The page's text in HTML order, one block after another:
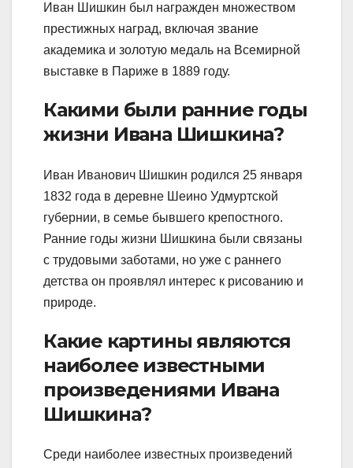
Иван Шишкин был награжден множеством
престижных наград, включая звание
академика и золотую медаль на Всемирной
выставке в Париже в 1889 году.
Какими были ранние годы
жизни Ивана Шишкина?
Иван Иванович Шишкин родился 25 января
1832 года в деревне Шеино Удмуртской
губернии, в семье бывшего крепостного.
Ранние годы жизни Шишкина были связаны
с трудовыми заботами, но уже с раннего
детства он проявлял интерес к рисованию и
природе.
Какие картины являются
наиболее известными
произведениями Ивана
Шишкина?
Среди наиболее известных произведений